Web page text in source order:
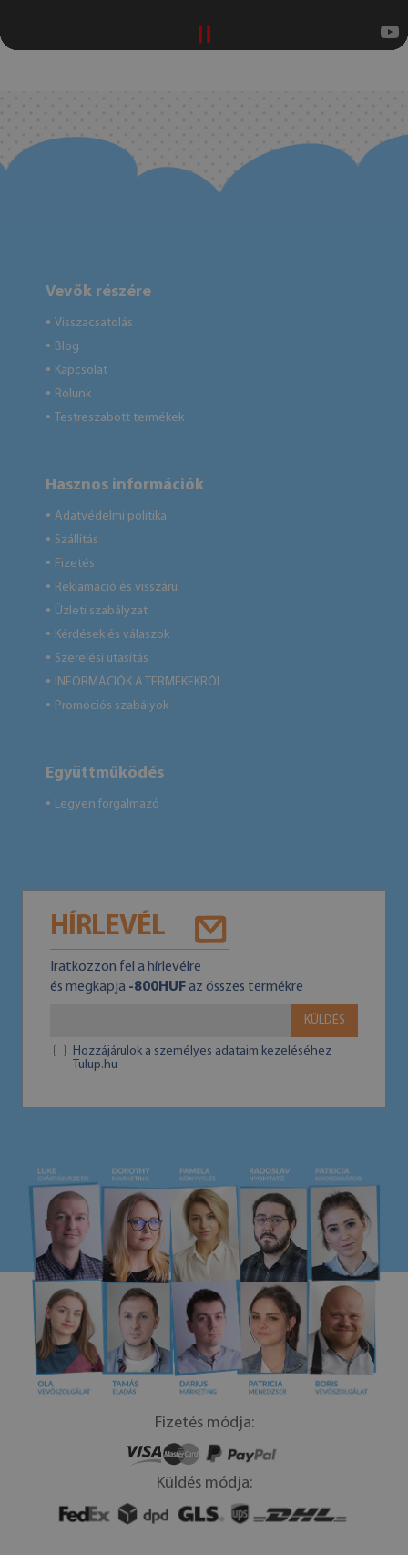
Vevők részére
● Visszacsatolás
● Blog
● Kapcsolat
● Rólunk
● Testreszabott termékek
Hasznos információk
● Adatvédelmi politika
● Szállítás
● Fizetés
● Reklamáció és visszáru
● Üzleti szabályzat
● Kérdések és válaszok
● Szerelési utasítás
● INFORMÁCIÓK A TERMÉKEKRŐL
● Promóciós szabályok
Együttműködés
● Legyen forgalmazó
HÍRLEVÉL
Iratkozzon fel a hírlevélre
és megkapja -800HUFaz összes termékre
KÜLDÉS
Hozzájárulok a személyes adataim kezeléséhez
Tulup.hu
Fizetés módja:
Küldés módja: